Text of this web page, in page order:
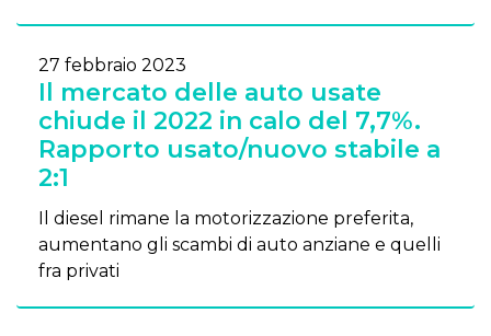
27 febbraio 2023
Il mercato delle auto usate
chiude il 2022 in calo del 7,7%.
Rapporto usato/nuovo stabile a
2:1
Il diesel rimane la motorizzazione preferita,
aumentano gli scambi di auto anziane e quelli
fra privati